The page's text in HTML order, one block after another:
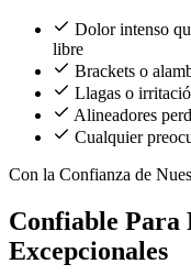
Dolor intenso
libre
Brackets o
Llagas o
Alineadores
Cualquier
Con la Confianza de
Confiable Para
Excepcionales